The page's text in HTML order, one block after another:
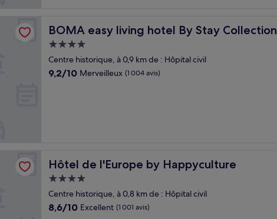
BOMA easy living hotel By Stay Collection
BOMA easy living hotel By Stay Collection
Hébergement
4.0 étoiles
Centre historique, à 0,9 km de : Hôpital civil
9.2
9,2/10 Merveilleux (1 004 avis)
Hôtel de l'Europe by Happyculture
Hôtel de l'Europe by Happyculture
Hébergement
4.0 étoiles
Centre historique, à 0,8 km de : Hôpital civil
8.6
8,6/10 Excellent (1 001 avis)